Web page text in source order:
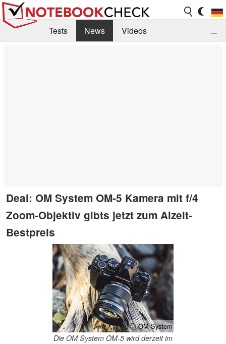
Tests News
Videos
...
Deal: OM System OM-5 Kamera mit f/4
Zoom-Objektiv gibts jetzt zum Alzeit-
Bestpreis
ⓘ OM System
Die OM System OM-5 wird derzeit im